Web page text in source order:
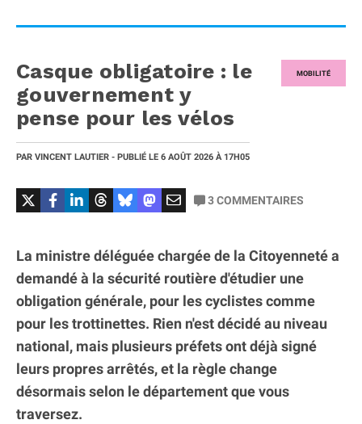
MOBILITÉ
Casque obligatoire : le
gouvernement y
pense pour les vélos
PAR VINCENT LAUTIER - PUBLIÉ LE 6 AOÛT 2026 À 17H05
3COMMENTAIRES
La ministre déléguée chargée de la Citoyenneté a
demandé à la sécurité routière d'étudier une
obligation générale, pour les cyclistes comme
pour les trottinettes. Rien n'est décidé au niveau
national, mais plusieurs préfets ont déjà signé
leurs propres arrêtés, et la règle change
désormais selon le département que vous
traversez.